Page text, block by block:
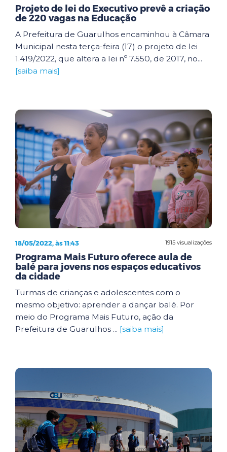
Projeto de lei do Executivo prevê a criação
de 220 vagas na Educação
A Prefeitura de Guarulhos encaminhou à Câmara
Municipal nesta terça-feira (17) o projeto de lei
1.419/2022, que altera a lei nº 7.550, de 2017, no...
[saiba mais]
1915 visualizações
18/05/2022, às 11:43
Programa Mais Futuro oferece aula de
balé para jovens nos espaços educativos
da cidade
Turmas de crianças e adolescentes com o
mesmo objetivo: aprender a dançar balé. Por
meio do Programa Mais Futuro, ação da
Prefeitura de Guarulhos ... [saiba mais]